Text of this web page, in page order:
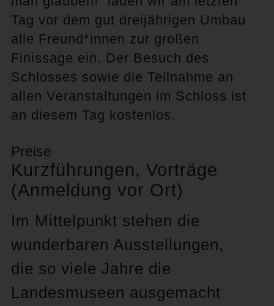
Tag vor dem gut dreijährigen Umbau
alle Freund*innen zur großen
Finissage ein. Der Besuch des
Schlosses sowie die Teilnahme an
allen Veranstaltungen im Schloss ist
an diesem Tag kostenlos.
Preise
Kurzführungen, Vorträge
(Anmeldung vor Ort)
Im Mittelpunkt stehen die
wunderbaren Ausstellungen,
die so viele Jahre die
Landesmuseen ausgemacht